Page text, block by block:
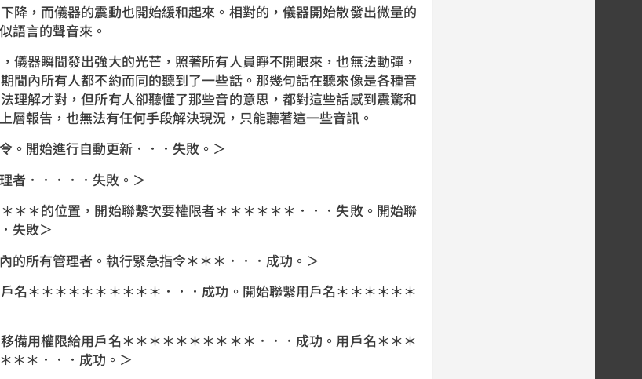
降，而儀器的震動也開始緩和起來。相對的，儀器開始散發出微量的
語言的聲音來。
儀器瞬間發出強大的光芒，照著所有人員睜不開眼來，也無法動彈，
間內所有人都不約而同的聽到了一些話。那幾句話在聽來像是各種音
理解才對，但所有人卻聽懂了那些音的意思，都對這些話感到震驚和
層報告，也無法有任何手段解決現況，只能聽著這一些音訊。
。開始進行自動更新．．．失敗。＞
者．．．．．失敗。＞
＊＊的位置，開始聯繫次要權限者＊＊＊＊＊＊．．．失敗。開始聯
失敗＞
的所有管理者。執行緊急指令＊＊＊．．．成功。＞
名＊＊＊＊＊＊＊＊＊＊．．．成功。開始聯繫用戶名＊＊＊＊＊＊
備用權限給用戶名＊＊＊＊＊＊＊＊＊＊．．．成功。用戶名＊＊＊
＊＊．．．成功。＞